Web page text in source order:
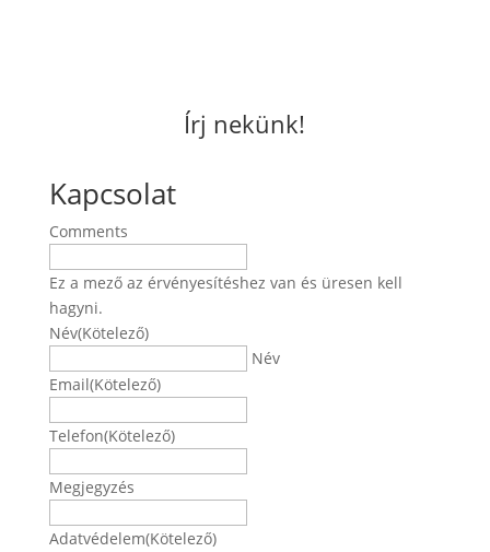
Írj nekünk!
Kapcsolat
Comments
Ez a mező az érvényesítéshez van és üresen kell
hagyni.
Név(Kötelező)
Név
Email(Kötelező)
Telefon(Kötelező)
Megjegyzés
Adatvédelem(Kötelező)